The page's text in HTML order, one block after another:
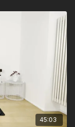
45:03